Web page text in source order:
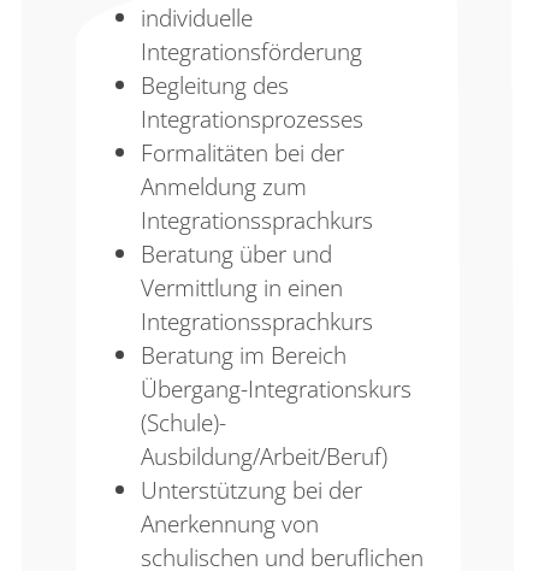
individuelle
Integrationsförderung
Begleitung des
Integrationsprozesses
Formalitäten bei der
Anmeldung zum
Integrationssprachkurs
Beratung über und
Vermittlung in einen
Integrationssprachkurs
Beratung im Bereich
Übergang-Integrationskurs
(Schule)-
Ausbildung/Arbeit/Beruf)
Unterstützung bei der
Anerkennung von
schulischen und beruflichen